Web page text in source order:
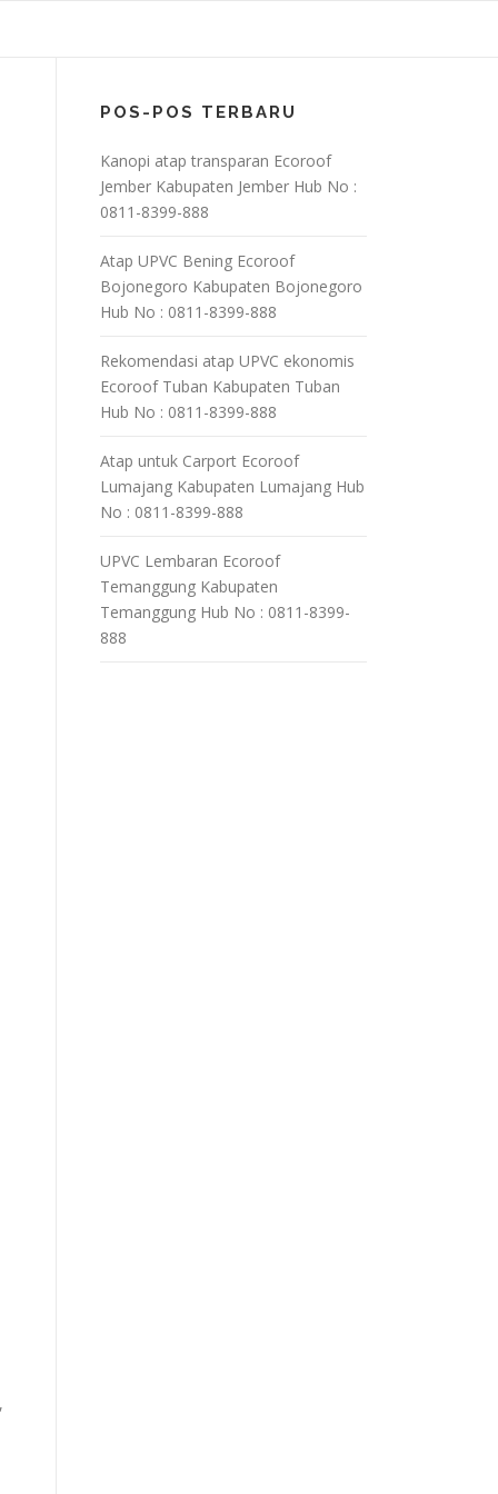
POS-POS TERBARU
Kanopi atap transparan Ecoroof
Jember Kabupaten Jember Hub No :
0811-8399-888
Atap UPVC Bening Ecoroof
Bojonegoro Kabupaten Bojonegoro
Hub No : 0811-8399-888
Rekomendasi atap UPVC ekonomis
Ecoroof Tuban Kabupaten Tuban
Hub No : 0811-8399-888
Atap untuk Carport Ecoroof
Lumajang Kabupaten Lumajang Hub
No : 0811-8399-888
UPVC Lembaran Ecoroof
Temanggung Kabupaten
Temanggung Hub No : 0811-8399-
888